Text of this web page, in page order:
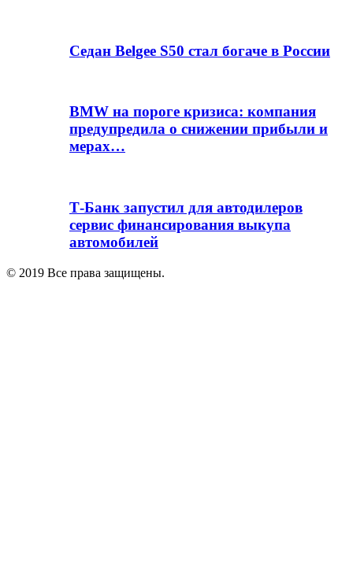
Седан Belgee S50 стал богаче в России
BMW на пороге кризиса: компания
предупредила о снижении прибыли и
мерах…
Т-Банк запустил для автодилеров
сервис финансирования выкупа
автомобилей
© 2019 Все права защищены.